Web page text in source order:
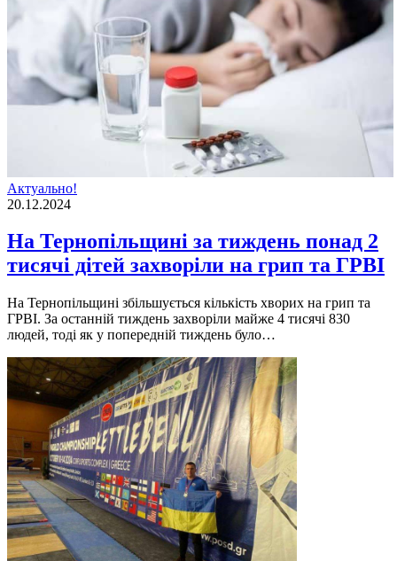
Актуально!
20.12.2024
На Тернопільщині за тиждень понад 2
тисячі дітей захворіли на грип та ГРВІ
На Тернопільщині збільшується кількість хворих на грип та
ГРВІ. За останній тиждень захворіли майже 4 тисячі 830
людей, тоді як у попередній тиждень було…